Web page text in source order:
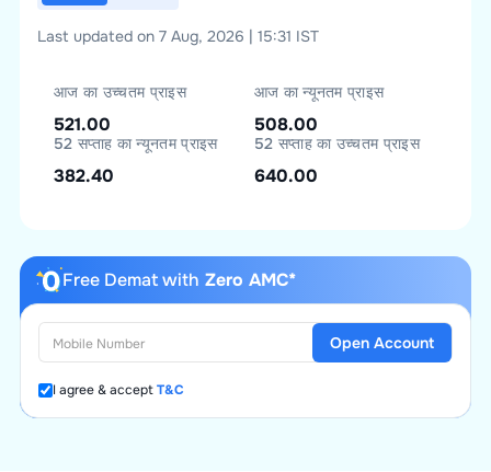
Last updated on 7 Aug, 2026 | 15:31 IST
आज का उच्चतम प्राइस
521.00
आज का न्यूनतम प्राइस
508.00
52 सप्ताह का न्यूनतम प्राइस
382.40
52 सप्ताह का उच्चतम प्राइस
640.00
Free Demat with Zero AMC*
I agree & acceptT&C
Open Account